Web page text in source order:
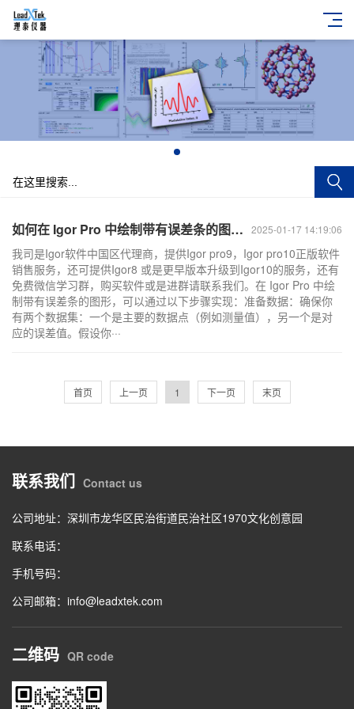
2025-01-17 14:19:06
如何在 Igor Pro 中绘制带有误差条的图形？
我司是Igor软件中国区代理商，提供Igor pro9，Igor pro10正版软件
销售服务，还可提供Igor8 或是更早版本升级到Igor10的服务，还有
免费微信学习群，购买软件或是进群请联系我们。在 Igor Pro 中绘
制带有误差条的图形，可以通过以下步骤实现：准备数据：确保你
有两个数据集：一个是主要的数据点（例如测量值），另一个是对
应的误差值。假设你···
首页 上一页 1 下一页 末页
联系我们 Contact us
公司地址：深圳市龙华区民治街道民治社区1970文化创意园
联系电话：
手机号码：
公司邮箱：info@leadxtek.com
二维码 QR code